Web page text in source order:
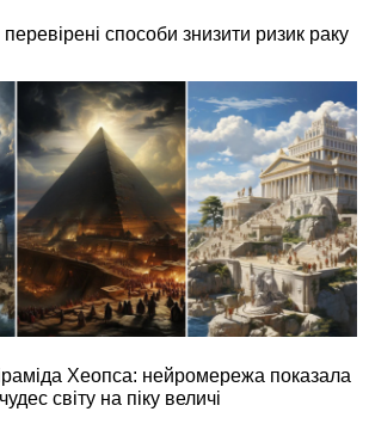
способи знизити ризик раку
Хеопса: нейромережа показала
світу на піку величі